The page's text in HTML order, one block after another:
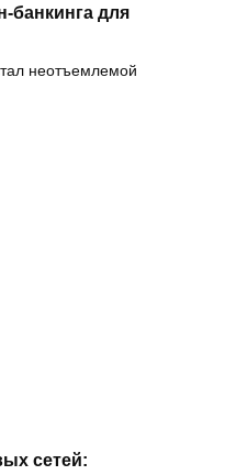
банкинга для
неотъемлемой
сетей: